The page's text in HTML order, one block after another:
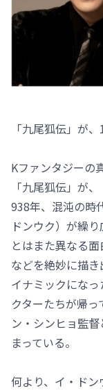
「九尾狐伝」が
Kファンタジーの
「九尾狐伝」が
938年、混沌の時
ドンウク）が繰
とはまた異なる
などを絶妙に描
イナミックにな
クターたちが帰
ン・シンヒョ監
まっている。
何より、イ・ド